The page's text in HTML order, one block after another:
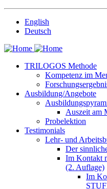
English
Deutsch
TRILOGOS Methode
Kompetenz im
Ausbildung/Angebote
Auszeit am
Probelektion
Testimonials
Lehr- und
Der
Im Kontakt
(2. Auflage)
Im